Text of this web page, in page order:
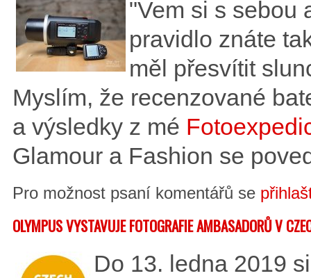
"Vem si s sebou
pravidlo znáte
měl přesvítit
Myslím, že recenzované
a výsledky z mé
Glamour a Fashion se
Pro možnost psaní komentářů se
OLYMPUS VYSTAVUJE FOTOGRAFIE AMBASADORŮ V
Do 13. ledna 2019